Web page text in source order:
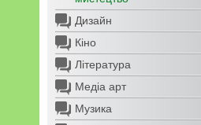
Дизайн
Кіно
Література
Медіа арт
Музика